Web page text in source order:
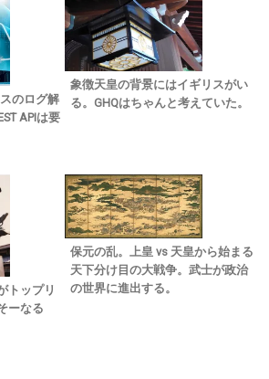
のログ解
APIは要
象徴天皇の背景にはイギリスがい
る。GHQはちゃんと考えていた。
トップリ
ーなる
保元の乱。上皇 vs 天皇から始まる
天下分け目の大戦争。武士が政治
の世界に進出する。